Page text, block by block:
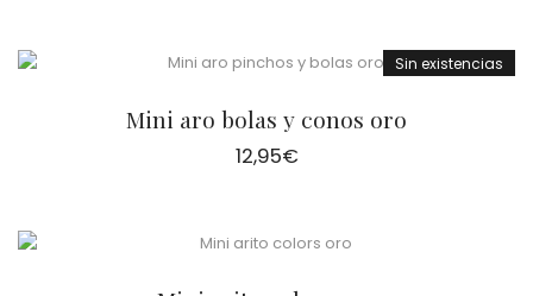
Sin existencias
Mini aro bolas y conos oro
12,95€